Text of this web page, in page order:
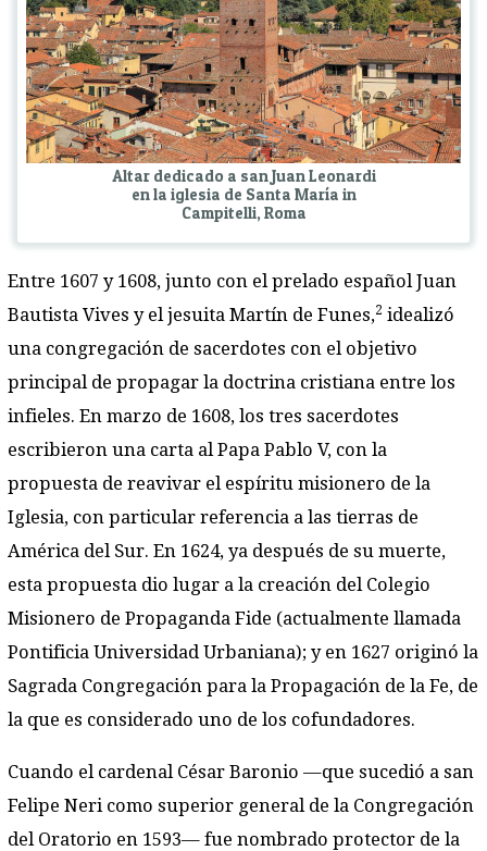
Altar dedicado a san Juan Leonardi
en la iglesia de Santa María in
Campitelli, Roma
Entre 1607 y 1608, junto con el prelado español Juan
Bautista Vives y el jesuita Martín de Funes,2 idealizó
una congregación de sacerdotes con el objetivo
principal de propagar la doctrina cristiana entre los
infieles. En marzo de 1608, los tres sacerdotes
escribieron una carta al Papa Pablo V, con la
propuesta de reavivar el espíritu misionero de la
Iglesia, con particular referencia a las tierras de
América del Sur. En 1624, ya después de su muerte,
esta propuesta dio lugar a la creación del Colegio
Misionero de Propaganda Fide (actualmente llamada
Pontificia Universidad Urbaniana); y en 1627 originó la
Sagrada Congregación para la Propagación de la Fe, de
la que es considerado uno de los cofundadores.
Cuando el cardenal César Baronio —que sucedió a san
Felipe Neri como superior general de la Congregación
del Oratorio en 1593— fue nombrado protector de la